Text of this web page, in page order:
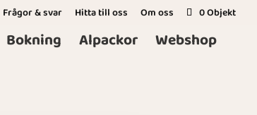
Frågor & svar Hitta till oss Om oss 0 Objekt
Bokning Alpackor Webshop